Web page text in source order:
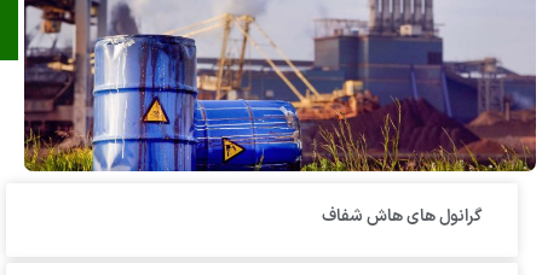
گرانول‌ های هاش شفاف